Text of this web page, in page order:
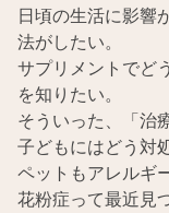
日頃の生活に影響
法がしたい。
サプリメントでど
を知りたい。
そういった、「治
子どもにはどう対
ペットもアレルギ
花粉症って最近見